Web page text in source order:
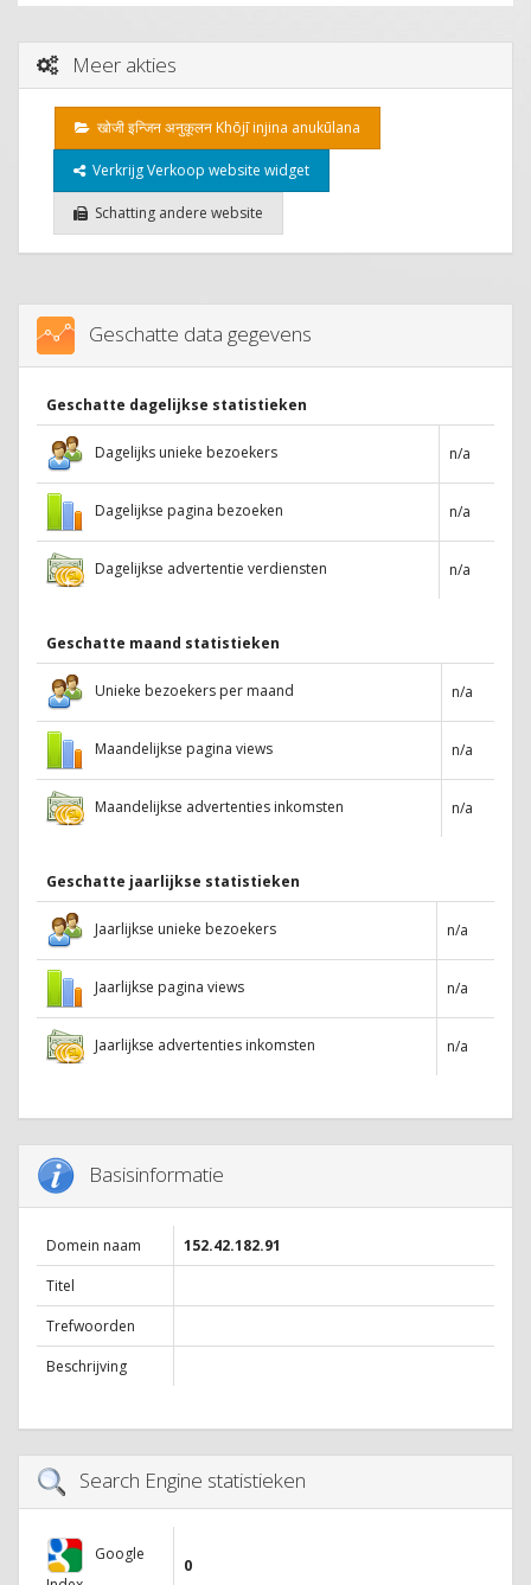
Meer akties
खोजी इन्जिन अनुकूलन Khōjī injina anukūlana
Verkrijg Verkoop website widget
Schatting andere website
Geschatte data gegevens
Geschatte dagelijkse statistieken
Dagelijks unieke bezoekers n/a
Dagelijkse pagina bezoeken n/a
Dagelijkse advertentie verdiensten n/a
Geschatte maand statistieken
Unieke bezoekers per maand n/a
Maandelijkse pagina views n/a
Maandelijkse advertenties inkomsten n/a
Geschatte jaarlijkse statistieken
Jaarlijkse unieke bezoekers n/a
Jaarlijkse pagina views n/a
Jaarlijkse advertenties inkomsten n/a
Basisinformatie
Domein naam
152.42.182.91
Titel
Trefwoorden
Beschrijving
Search Engine statistieken
Google
0